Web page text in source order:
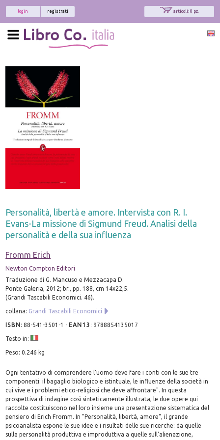
articoli: 0 pz.
registrati
login
Personalità, libertà e amore. Intervista con R. I.
Evans-La missione di Sigmund Freud. Analisi della
personalità e della sua influenza
Fromm Erich
Newton Compton Editori
Traduzione di G. Mancuso e Mezzacapa D.
Ponte Galeria, 2012; br., pp. 188, cm 14x22,5.
(Grandi Tascabili Economici. 46).
collana: Grandi Tascabili Economici
ISBN:88-541-3501-1 - EAN13 :9788854135017
Testo in:
Peso: 0.246 kg
Ogni tentativo di comprendere l'uomo deve fare i conti con le sue tre
componenti: il bagaglio biologico e istintuale, le influenze della società in
cui vive e i problemi etico-religiosi che deve affrontare". In questa
prospettiva di indagine così sinteticamente illustrata, le due opere qui
raccolte costituiscono nel loro insieme una presentazione sistematica del
pensiero di Erich Fromm. In "Personalità, libertà, amore", il grande
psicoanalista espone le sue idee e i risultati delle sue ricerche: da quelle
sulla personalità produttiva e improduttiva a quelle sull'alienazione,